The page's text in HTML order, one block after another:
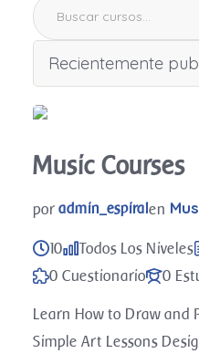
Music Courses
por admin_espiralen
10 Todos Los Niveles
0 Cuestionario
0
Learn How to Draw and
Simple Art Lessons